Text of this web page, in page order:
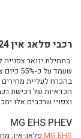
רכבי פלאג אין 2024
בתחילת ינואר
בהכרח לעליית
הכדאיות של רכישת
וצפויי שרכבים אלו
MG EHS PHEV
MG EHS